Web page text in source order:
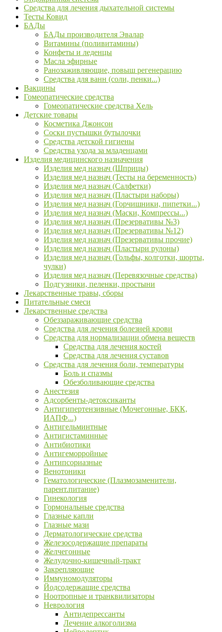
Средства для лечения дыхательной системы
Тесты Ковид
БАДы
БАДы производителя Эвалар
Витамины (поливитамины)
Конфеты и леденцы
Масла эфирные
Ранозаживляющие, повыш регенерацию
Средства для ванн (соли, пенки...)
Вакцины
Гомеопатические средства
Гомеопатические средства Хель
Детские товары
Косметика Джонсон
Соски пустышки бутылочки
Средства детской гигиены
Средства ухода за младенцами
Изделия медицинского назначения
Изделия мед назнач (Шприцы)
Изделия мед назнач (Тесты на беременность)
Изделия мед назнач (Салфетки)
Изделия мед назнач (Пластыри наборы)
Изделия мед назнач (Горчишники, пипетки...)
Изделия мед назнач (Маски, Компрессы...)
Изделия мед назнач (Презервативы №3)
Изделия мед назнач (Презервативы №12)
Изделия мед назнач (Презервативы прочие)
Изделия мед назнач (Пластыри рулоны)
Изделия мед назнач (Гольфы, колготки, шорты,
чулки)
Изделия мед назнач (Перевязочные средства)
Подгузники, пеленки, простыни
Лекарственные травы, сборы
Питательные смеси
Лекарственные средства
Обеззараживающие средства
Средства для лечения болезней крови
Средства для нормализации обмена веществ
Средства для лечения костей
Средства для лечения суставов
Средства для лечения боли, температуры
Боль и спазмы
Обезболивающие средства
Анестезия
Адсорбенты-детоксиканты
Антигипертензивные (Мочегонные, БКК,
ИАПФ...)
Антигельминтные
Антигистаминные
Антибиотики
Антигеморройные
Антипсориазные
Венотоники
Гематологические (Плазмозаменители,
парент.питание)
Гинекология
Гормональные средства
Глазные капли
Глазные мази
Дерматологические средства
Железосодержащие препараты
Желчегонные
Желудочно-кишечный-тракт
Закрепляющие
Иммуномодуляторы
Йодсодержащие средства
Ноотропные и транквилизаторы
Неврология
Антидепрессанты
Лечение алкоголизма